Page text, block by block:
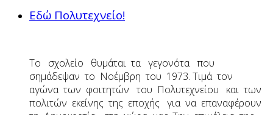
Εδώ Πολυτεχνείο!
Το σχολείο θυμάται τα γεγονότα που
σημάδεψαν το Νοέμβρη του 1973. Τιμά τον
αγώνα των φοιτητών του Πολυτεχνείου και των
πολιτών εκείνης της εποχής για να επαναφέρουν